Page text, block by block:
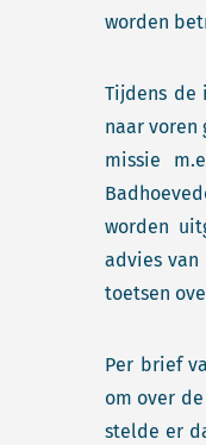
worden
Tijdens de
naar voren
missie
worden
advies
toetsen
Per brief
om over
stelde er